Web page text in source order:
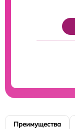
Преимущества